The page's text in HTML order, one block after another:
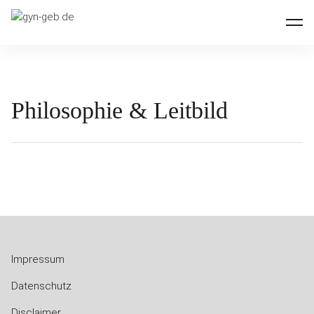
Inhalte
überspringen
gyn-geb.de
Philosophie & Leitbild
Impressum
Datenschutz